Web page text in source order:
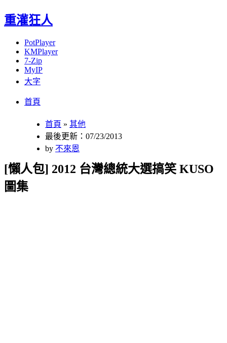
重灌狂人
PotPlayer
KMPlayer
7-Zip
MyIP
大字
首頁
首頁 » 其他
最後更新：07/23/2013
by 不來恩
[懶人包] 2012 台灣總統大選搞笑 KUSO
圖集